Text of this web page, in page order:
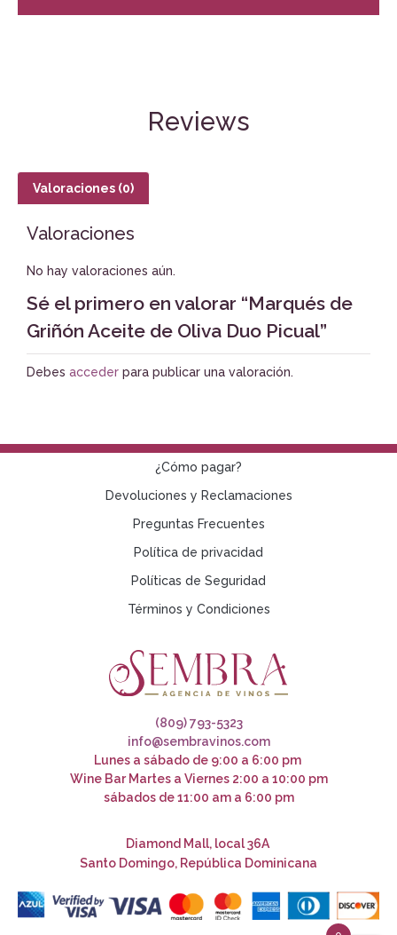
Reviews
Valoraciones (0)
Valoraciones
No hay valoraciones aún.
Sé el primero en valorar “Marqués de
Griñón Aceite de Oliva Duo Picual”
Debes acceder para publicar una valoración.
¿Cómo pagar?
Devoluciones y Reclamaciones
Preguntas Frecuentes
Política de privacidad
Políticas de Seguridad
Términos y Condiciones
(809) 793-5323
info@sembravinos.com
Lunes a sábado de 9:00 a 6:00 pm
Wine Bar Martes a Viernes 2:00 a 10:00 pm
sábados de 11:00 am a 6:00 pm
Diamond Mall, local 36A
Santo Domingo, República Dominicana